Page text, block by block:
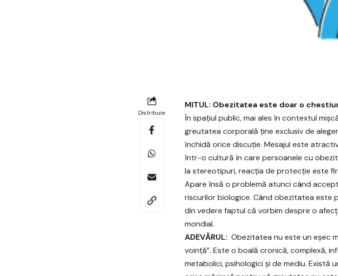
Distribuie
MITUL: Obezitatea este doar o
În spațiul public, mai ales în contextul
greutatea corporală ține exclusiv de
închidă orice discuție. Mesajul este
într-o cultură în care persoanele cu
la stereotipuri, reacția de protecție este
Apare însă o problemă atunci când
riscurilor biologice. Când obezitatea este
din vedere faptul că vorbim despre o
mondial.
ADEVĂRUL: Obezitatea nu este un eșec
voință”. Este o boală cronică, complexă,
metabolici, psihologici și de mediu. Există